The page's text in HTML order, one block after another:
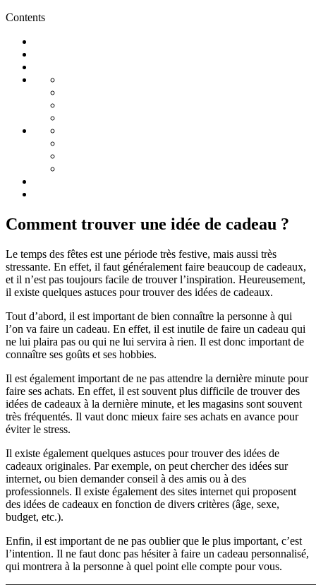
Contents
Comment trouver une idée de cadeau ?
Le temps des fêtes est une période très festive, mais aussi très
stressante. En effet, il faut généralement faire beaucoup de cadeaux,
et il n’est pas toujours facile de trouver l’inspiration. Heureusement,
il existe quelques astuces pour trouver des idées de cadeaux.
Tout d’abord, il est important de bien connaître la personne à qui
l’on va faire un cadeau. En effet, il est inutile de faire un cadeau qui
ne lui plaira pas ou qui ne lui servira à rien. Il est donc important de
connaître ses goûts et ses hobbies.
Il est également important de ne pas attendre la dernière minute pour
faire ses achats. En effet, il est souvent plus difficile de trouver des
idées de cadeaux à la dernière minute, et les magasins sont souvent
très fréquentés. Il vaut donc mieux faire ses achats en avance pour
éviter le stress.
Il existe également quelques astuces pour trouver des idées de
cadeaux originales. Par exemple, on peut chercher des idées sur
internet, ou bien demander conseil à des amis ou à des
professionnels. Il existe également des sites internet qui proposent
des idées de cadeaux en fonction de divers critères (âge, sexe,
budget, etc.).
Enfin, il est important de ne pas oublier que le plus important, c’est
l’intention. Il ne faut donc pas hésiter à faire un cadeau personnalisé,
qui montrera à la personne à quel point elle compte pour vous.